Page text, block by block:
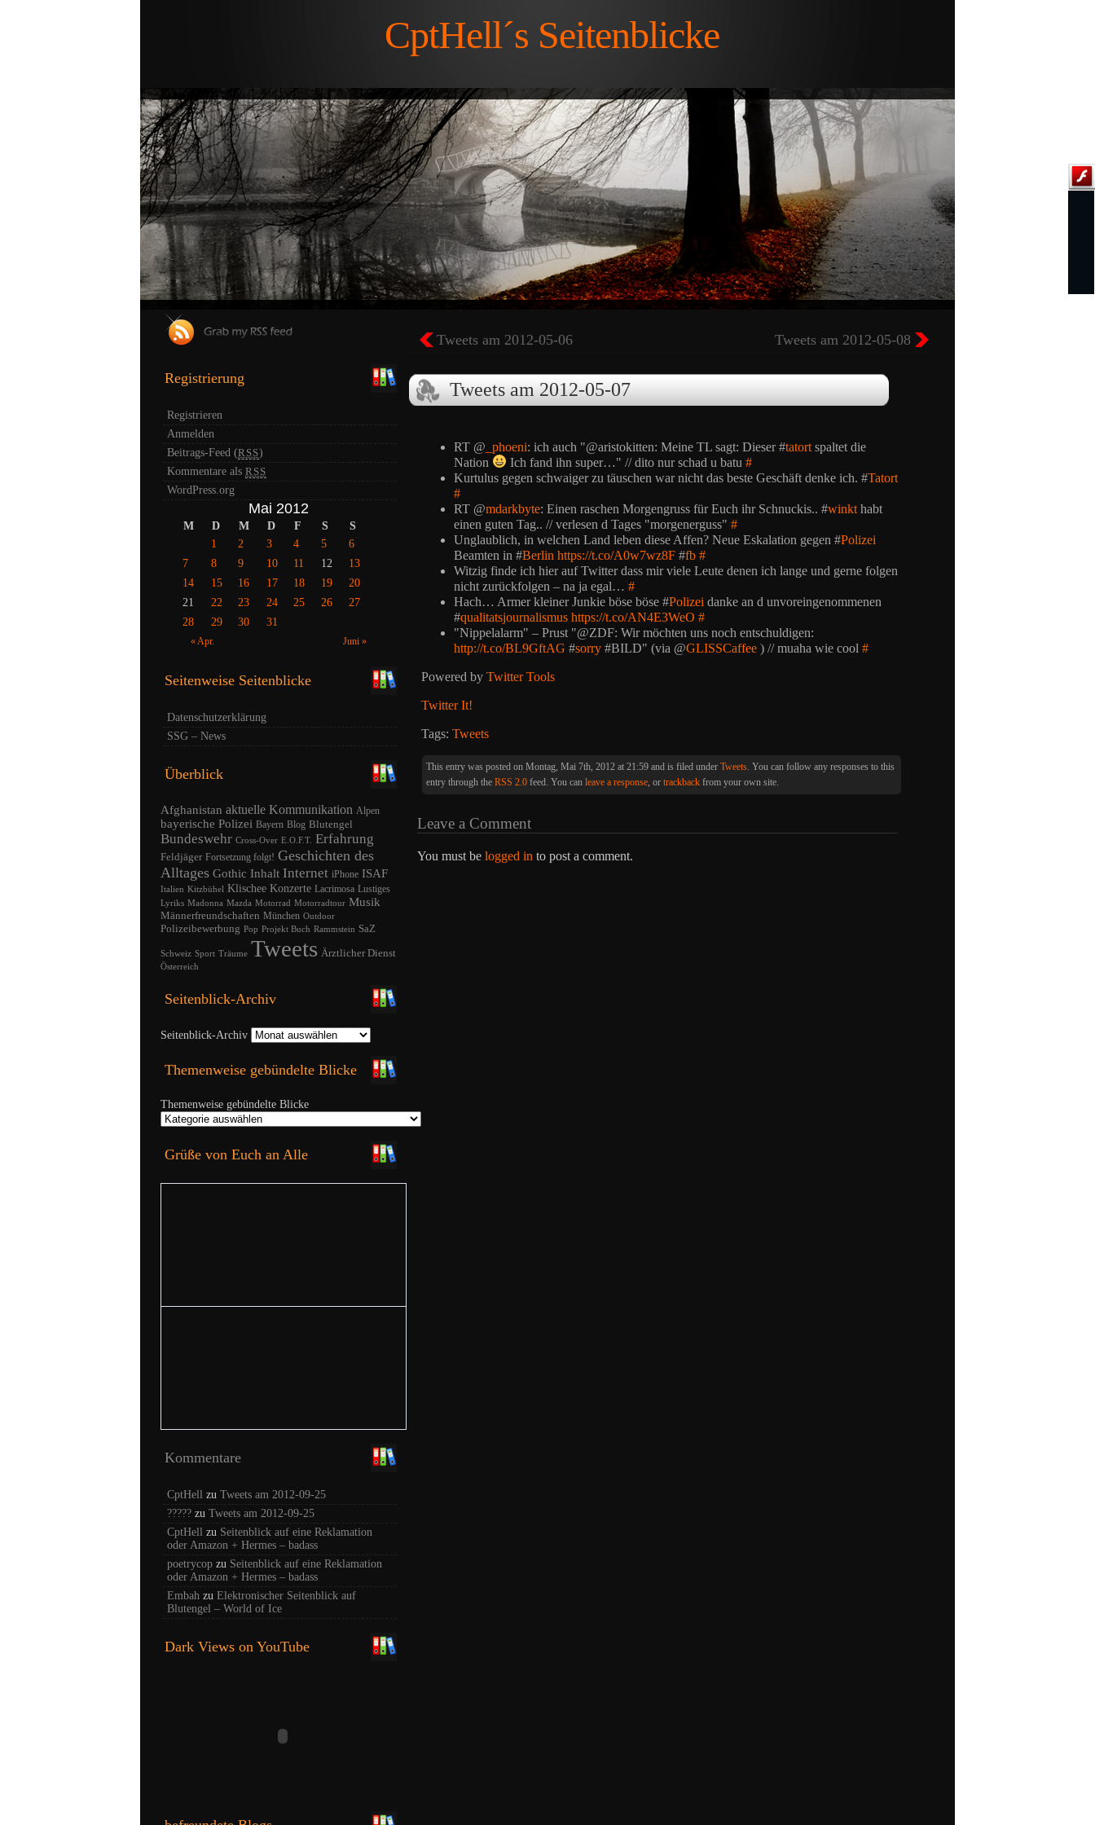
CptHell´s Seitenblicke
Registrierung
Registrieren
Anmelden
Beitrags-Feed (RSS)
Kommentare als RSS
WordPress.org
Mai 2012
M D M D F S S
« Apr. Juni »
1 2 3 4 5
6
7
8 9 10 11 12
13
14
15 16 17 18 19
20
21
22 23 24 25 26
27
28
29 30 31
Seitenweise Seitenblicke
Datenschutzerklärung
SSG – News
Überblick
Afghanistan aktuelle Kommunikation Alpen
bayerische Polizei Bayern Blog Blutengel
Bundeswehr Cross-Over E.O.F.T. Erfahrung
Feldjäger Fortsetzung folgt! Geschichten des
Alltages Gothic Inhalt Internet iPhone ISAF
Italien Kitzbühel Klischee Konzerte Lacrimosa Lustiges
Lyriks Madonna Mazda Motorrad Motorradtour Musik
Männerfreundschaften München Outdoor
Polizeibewerbung Pop Projekt Buch Rammstein SaZ
Schweiz Sport Träume Tweets Ärztlicher Dienst
Österreich
Seitenblick-Archiv
Seitenblick-Archiv
Themenweise gebündelte Blicke
Themenweise gebündelte Blicke
Grüße von Euch an Alle
Kommentare
CptHell zu Tweets am 2012-09-25
????? zu Tweets am 2012-09-25
CptHell zu Seitenblick auf eine Reklamation
oder Amazon + Hermes – badass
poetrycop zu Seitenblick auf eine Reklamation
oder Amazon + Hermes – badass
Embah zu Elektronischer Seitenblick auf
Blutengel – World of Ice
Dark Views on YouTube
Tweets am 2012-05-06 Tweets am 2012-05-08
Tweets am 2012-05-07
RT @ _phoeni: ich auch "@aristokitten: Meine TL sagt: Dieser #tatort spaltet die
Nation
Ich fand ihn super…" // dito nur schad u batu#
Kurtulus gegen schwaiger zu täuschen war nicht das beste Geschäft denke ich. #Tatort
#
RT @mdarkbyte: Einen raschen Morgengruss für Euch ihr Schnuckis.. #winkt habt
einen guten Tag.. // verlesen d Tages "morgenerguss" #
Unglaublich, in welchen Land leben diese Affen? Neue Eskalation gegen #Polizei
Beamten in #Berlin https://t.co/A0w7wz8F #fb #
Witzig finde ich hier auf Twitter dass mir viele Leute denen ich lange und gerne folgen
nicht zurückfolgen – na ja egal… #
Hach… Armer kleiner Junkie böse böse #Polizei danke an d unvoreingenommenen
#qualitatsjournalismus https://t.co/AN4E3WeO #
"Nippelalarm" – Prust "@ZDF: Wir möchten uns noch entschuldigen:
http://t.co/BL9GftAG #sorry #BILD" (via @GLISSCaffee ) // muaha wie cool #
Powered by Twitter Tools
Twitter It!
Tags: Tweets
This entry was posted on Montag, Mai 7th, 2012 at 21:59 and is filed under Tweets. You can follow any responses to this
entry through the RSS 2.0 feed. You can leave a response, or trackback from your own site.
Leave a Comment
You must be logged in to post a comment.